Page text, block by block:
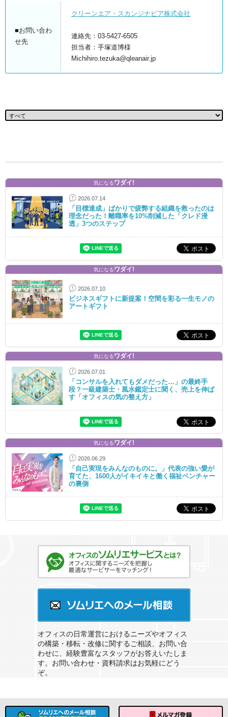
■お問い合わ
せ先
クリーンエア・スカンジナビア株式会社
連絡先：03-5427-6505
担当者：手塚道博様
Michihiro.tezuka@qleanair.jp
気になるワダイ!
2026.07.14
「目標達成」ばかりで疲弊する組織を救ったのは
理念だった！離職率を10%削減した「クレド浸
透」3つのステップ
気になるワダイ!
2026.07.10
ビジネスギフトに新提案！空間を彩る一生モノの
アートギフト
気になるワダイ!
2026.07.01
「コンサルを入れてもダメだった…」の最終手
段？一級建築士・風水鑑定士に聞く、売上を伸ば
す「オフィスの気の整え方」
気になるワダイ!
2026.06.29
「自己実現をみんなのものに。」代表の強い愛が
育てた、1600人がイキイキと働く福祉ベンチャー
の裏側
オフィスの日常運営におけるニーズやオフィス
の構築・移転・改修に関するご相談、お問い合
わせに、経験豊富なスタッフがお答えいたしま
す。お問い合わせ・資料請求はお気軽にどう
ぞ。